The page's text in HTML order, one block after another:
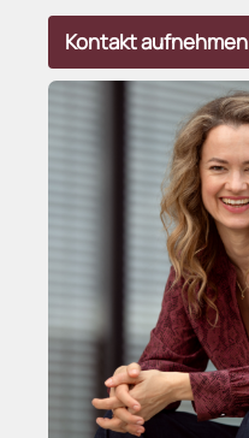
Kontakt aufnehmen